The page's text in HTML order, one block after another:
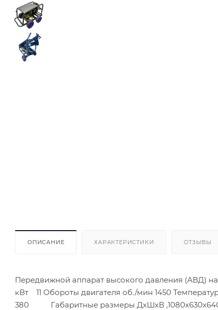
ОПИСАНИЕ ХАРАКТЕРИСТИКИ ОТЗЫВЫ
Передвижной аппарат высокого давления (АВД)
кВт 11 Обороты двигателя об./мин 1450
380 Габаритные размеры ДхШхВ